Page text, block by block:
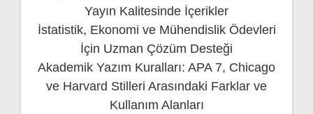
Yayın Kalitesinde İçerikler
İstatistik, Ekonomi ve Mühendislik Ödevleri
İçin Uzman Çözüm Desteği
Akademik Yazım Kuralları: APA 7, Chicago
ve Harvard Stilleri Arasındaki Farklar ve
Kullanım Alanları